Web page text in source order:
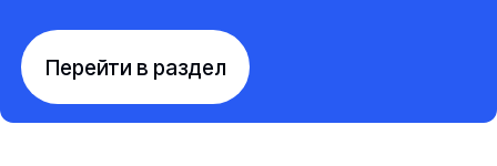
Перейти в раздел